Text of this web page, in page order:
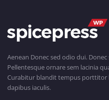
Aenean Donec sed odio dui.
Pellentesque ornare sem lacinia
Curabitur blandit tempus porttitor
dapibus iaculis.